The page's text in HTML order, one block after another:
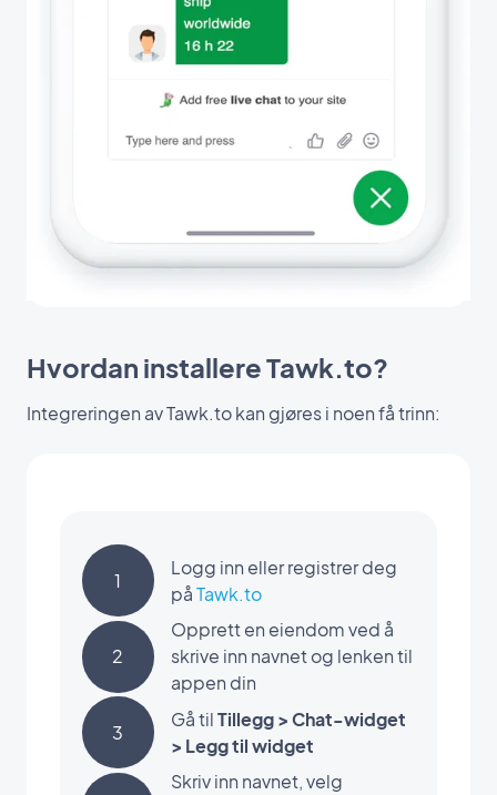
Hvordan installere Tawk.to?
Integreringen av Tawk.to kan gjøres i noen få trinn:
1
Logg inn eller registrer deg
påTawk.to
2
Opprett en eiendom ved å
skrive inn navnet og lenken til
appen din
3
Gå tilTillegg > Chat-widget
> Legg til widget
Skriv inn navnet, velg